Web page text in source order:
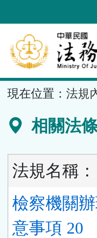
到
要
內
容
區
現在位置： 法規
相關法
法規名稱：
檢察機關
意事項 20